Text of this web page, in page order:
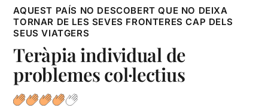
AQUEST PAÍS NO DESCOBERT QUE NO DEIXA
TORNAR DE LES SEVES FRONTERES CAP DELS
SEUS VIATGERS
Teràpia individual de
problemes col·lectius